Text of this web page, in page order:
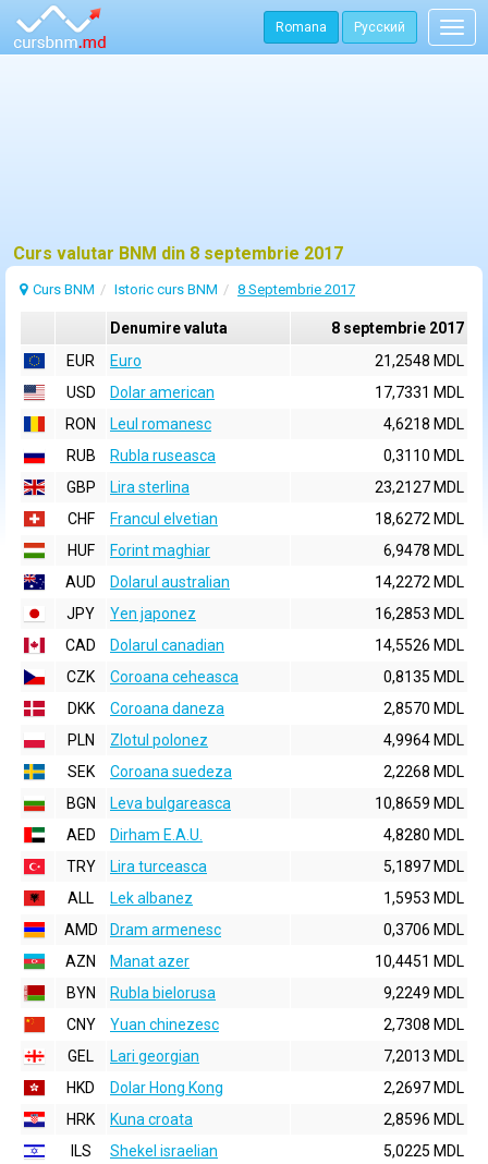
Romana Русский
Curs valutar BNM din 8 septembrie 2017
Curs BNM Istoric curs BNM 8 Septembrie 2017
Denumire valuta
8 septembrie 2017
EUR
Euro
21,2548 MDL
USD
Dolar american
17,7331 MDL
RON
Leul romanesc
4,6218 MDL
RUB
Rubla ruseasca
0,3110 MDL
GBP
Lira sterlina
23,2127 MDL
CHF
Francul elvetian
18,6272 MDL
HUF
Forint maghiar
6,9478 MDL
AUD
Dolarul australian
14,2272 MDL
JPY
Yen japonez
16,2853 MDL
CAD
Dolarul canadian
14,5526 MDL
CZK
Coroana ceheasca
0,8135 MDL
DKK
Coroana daneza
2,8570 MDL
PLN
Zlotul polonez
4,9964 MDL
SEK
Coroana suedeza
2,2268 MDL
BGN
Leva bulgareasca
10,8659 MDL
AED
Dirham E.A.U.
4,8280 MDL
TRY
Lira turceasca
5,1897 MDL
ALL
Lek albanez
1,5953 MDL
AMD
Dram armenesc
0,3706 MDL
AZN
Manat azer
10,4451 MDL
BYN
Rubla bielorusa
9,2249 MDL
CNY
Yuan chinezesc
2,7308 MDL
GEL
Lari georgian
7,2013 MDL
HKD
Dolar Hong Kong
2,2697 MDL
HRK
Kuna croata
2,8596 MDL
ILS
Shekel israelian
5,0225 MDL